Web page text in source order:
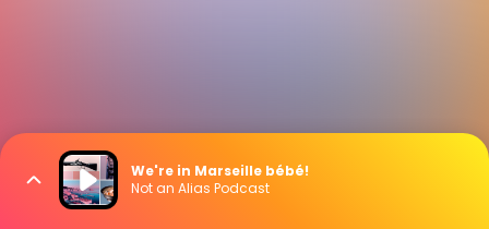
We're in Marseille bébé!
Not an Alias Podcast